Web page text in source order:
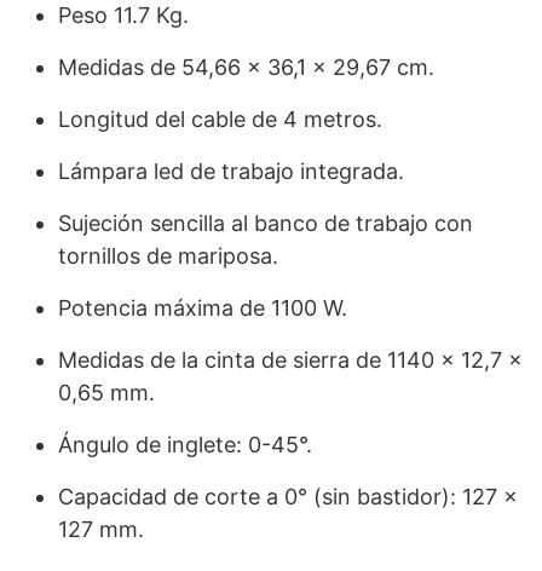
Peso 11.7 Kg.
Medidas de 54,66 x 36,1 x 29,67 cm.
Longitud del cable de 4 metros.
Lámpara led de trabajo integrada.
Sujeción sencilla al banco de trabajo con
tornillos de mariposa.
Potencia máxima de 1100 W.
Medidas de la cinta de sierra de 1140 x 12,7 x
0,65 mm.
Ángulo de inglete: 0-45°.
Capacidad de corte a 0° (sin bastidor): 127 x
127 mm.